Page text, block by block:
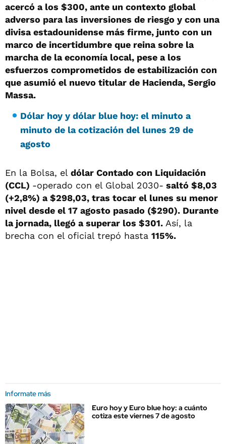
acercó a los $300, ante un contexto global
adverso para las inversiones de riesgo y con una
divisa estadounidense más firme, junto con un
marco de incertidumbre que reina sobre la
marcha de la economía local, pese a los
esfuerzos comprometidos de estabilización con
que asumió el nuevo titular de Hacienda, Sergio
Massa.
Dólar hoy y dólar blue hoy: el minuto a
minuto de la cotización del lunes 29 de
agosto
En la Bolsa, el dólar Contado con Liquidación
(CCL) -operado con el Global 2030- saltó $8,03
(+2,8%) a $298,03, tras tocar el lunes su menor
nivel desde el 17 agosto pasado ($290). Durante
la jornada, llegó a superar los $301. Así, la
brecha con el oficial trepó hasta 115%.
Informate más
Euro hoy y Euro blue hoy: a cuánto
cotiza este viernes 7 de agosto